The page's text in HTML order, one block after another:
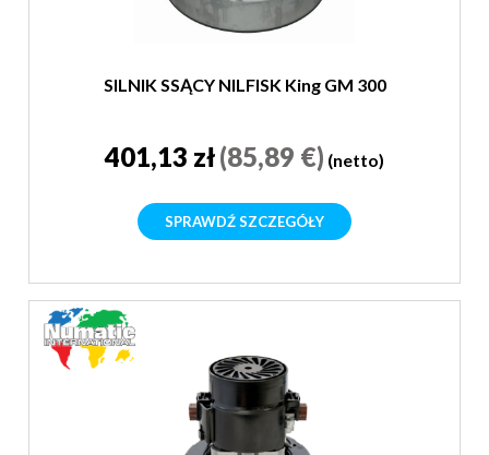
SILNIK SSĄCY NILFISK King GM 300
401,13 zł(85,89 €) (netto)
SPRAWDŹ SZCZEGÓŁY